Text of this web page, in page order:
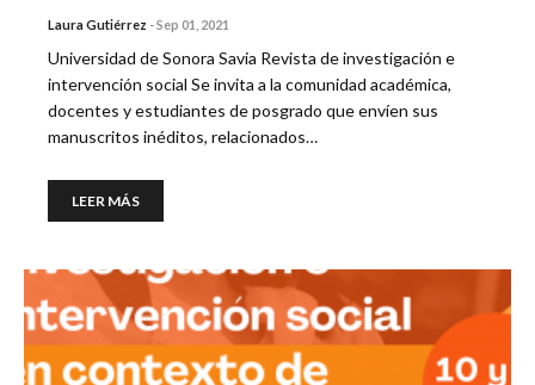
Laura Gutiérrez -Sep 01, 2021
Universidad de Sonora Savia Revista de investigación e
intervención social Se invita a la comunidad académica,
docentes y estudiantes de posgrado que envíen sus
manuscritos inéditos, relacionados…
LEER MÁS